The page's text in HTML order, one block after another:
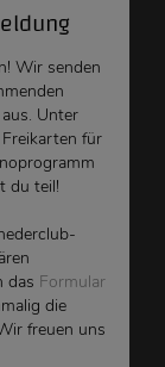
Wir senden
Unter
für
du teil!
das Formular
die
freuen uns